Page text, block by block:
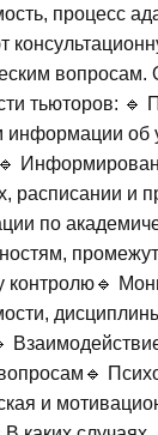
процесс
вопросам.
тьюторов: 🔹
информации об
расписании и
по
контролю🔹
и